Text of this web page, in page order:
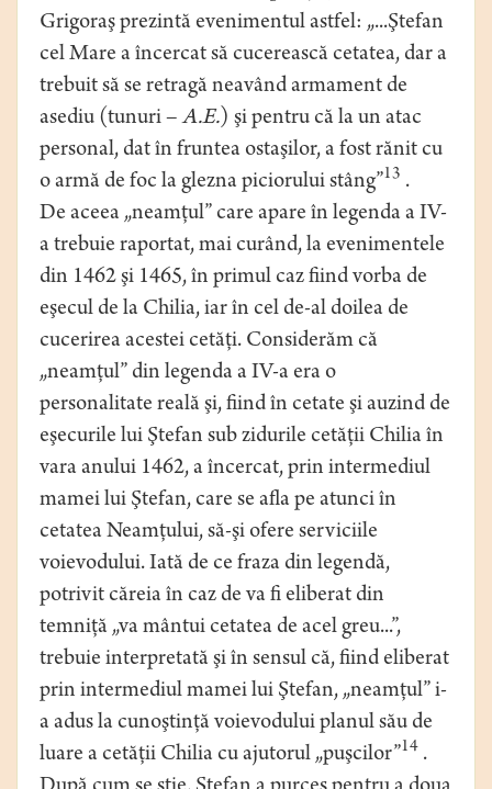
Grigoraş prezintă evenimentul astfel: „...Ştefan
cel Mare a încercat să cucerească cetatea, dar a
trebuit să se retragă neavând armament de
asediu (tunuri –A.E.) şi pentru că la un atac
personal, dat în fruntea ostaşilor, a fost rănit cu
o armă de foc la glezna piciorului stâng”13 .
De aceea „neamţul” care apare în legenda a IV-
a trebuie raportat, mai curând, la evenimentele
din 1462 şi 1465, în primul caz fiind vorba de
eşecul de la Chilia, iar în cel de-al doilea de
cucerirea acestei cetăţi. Considerăm că
„neamţul” din legenda a IV-a era o
personalitate reală şi, fiind în cetate şi auzind de
eşecurile lui Ştefan sub zidurile cetăţii Chilia în
vara anului 1462, a încercat, prin intermediul
mamei lui Ştefan, care se afla pe atunci în
cetatea Neamţului, să-şi ofere serviciile
voievodului. Iată de ce fraza din legendă,
potrivit căreia în caz de va fi eliberat din
temniţă „va mântui cetatea de acel greu...”,
trebuie interpretată şi în sensul că, fiind eliberat
prin intermediul mamei lui Ştefan, „neamţul” i-
a adus la cunoştinţă voievodului planul său de
luare a cetăţii Chilia cu ajutorul „puşcilor”14 .